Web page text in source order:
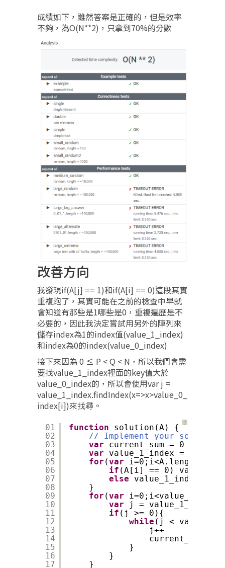
成績如下，雖然答案是正確的，但是效率
不夠，為O(N**2)，只拿到70%的分數
改善方向
我發現if(A[j] == 1)和if(A[i] == 0)這段其實
重複跑了，其實可能在之前的檢查中早就
會知道有那些是1哪些是0，重複遍歷是不
必要的，因此我決定嘗試用另外的陣列來
儲存index為1的index值(value_1_index)
和index為0的index(value_0_index)
接下來因為 0 ≤ P < Q < N，所以我們會需
要找value_1_index裡面的key值大於
value_0_index的，所以會使用var j =
value_1_index.findIndex(x=>x>value_0_
index[i])來找尋。
？
01
02
03
04
05
06
07
08
09
10
11
12
13
14
15
16
17
function
solution(A) {
// Implement your solution
var
current_sum = 0
var
value_1_index = [],
for (var
if (A[i] == 0)
else
}
for (var
var
j =
if (j >= 0){
while (j <
j++
current_sum++
}
}
}